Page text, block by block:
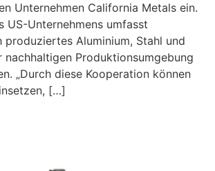
Unternehmen California Metals ein.
US-Unternehmens umfasst
produziertes Aluminium, Stahl und
nachhaltigen Produktionsumgebung
„Durch diese Kooperation können
[…]